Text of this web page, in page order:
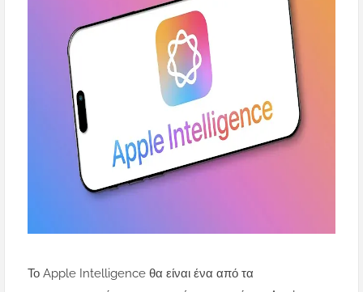
Το Apple Intelligence θα είναι ένα από τα